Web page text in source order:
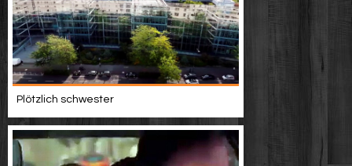
Plötzlich schwester